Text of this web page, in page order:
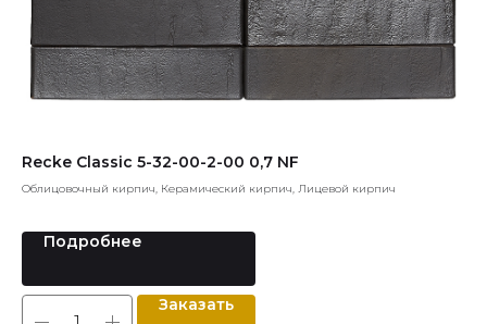
Recke Classic 5-32-00-2-00 0,7 NF
Облицовочный кирпич, Керамический кирпич, Лицевой кирпич
Подробнее
Заказать